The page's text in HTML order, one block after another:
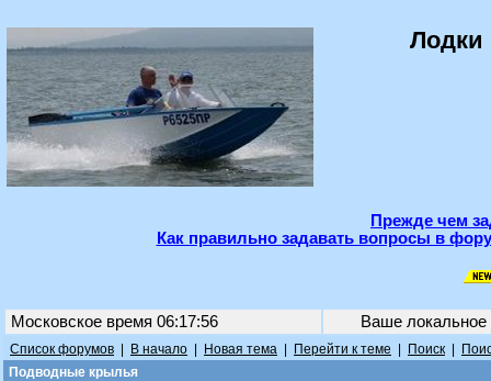
Лодки
Прежде чем
Как правильно задавать вопросы в
Московское время 06:17:56 Ваше
Список форумов В начало Новая тема Перейти к теме Поиск
Подводные крылья